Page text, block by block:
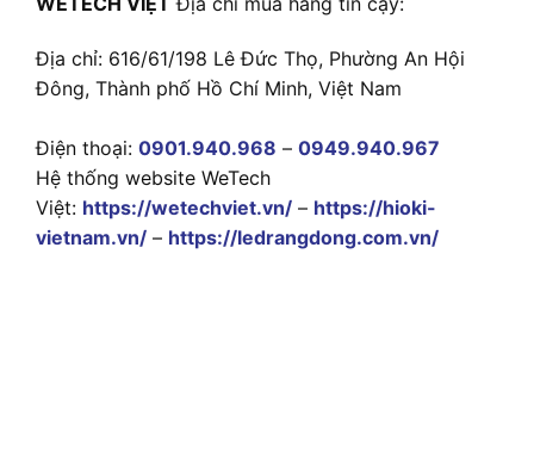
Địa chỉ: 616/61/198 Lê Đức Thọ, Phường An Hội
Đông, Thành phố Hồ Chí Minh, Việt Nam
Điện thoại: 0901.940.968 – 0949.940.967
Hệ thống website WeTech
Việt: https://wetechviet.vn/ – https://hioki-
vietnam.vn/ – https://ledrangdong.com.vn/